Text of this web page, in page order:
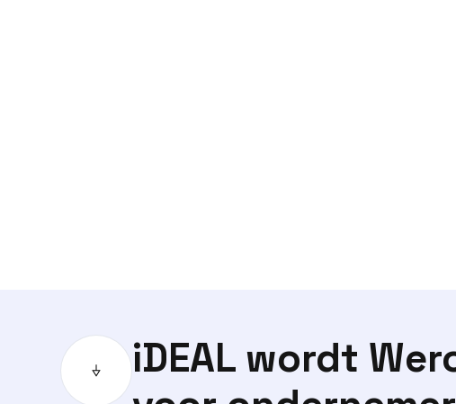
iDEAL wordt